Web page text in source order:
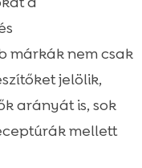
márkák nem csak
jelölik,
arányát is, sok
mellett